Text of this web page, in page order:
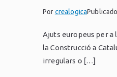
Por crealogica
Ajuts europeus per a
la Construcció a
irregulars o […]